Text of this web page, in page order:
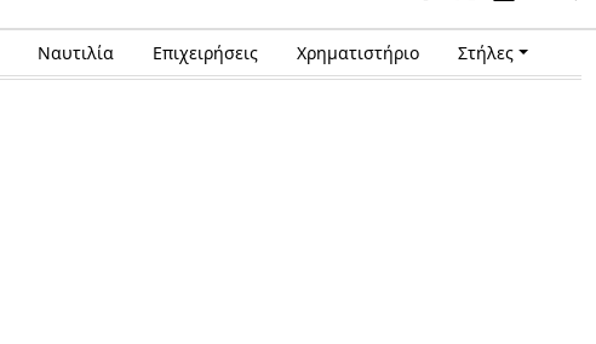
Ναυτιλία Επιχειρήσεις Χρηματιστήριο Στήλες